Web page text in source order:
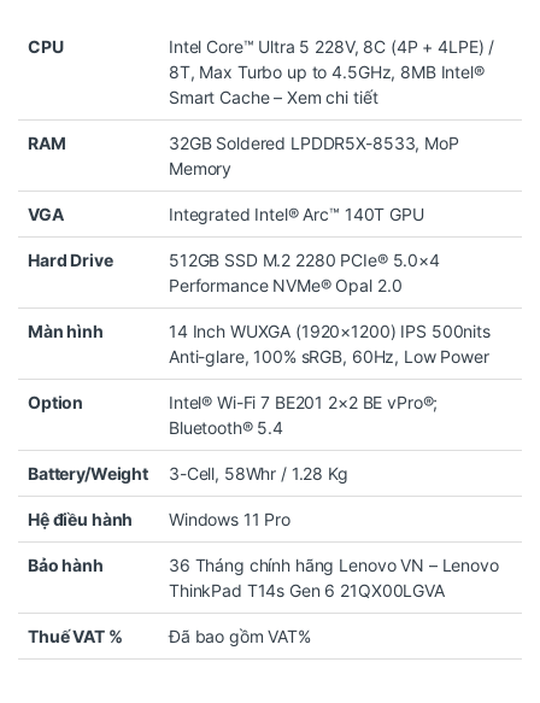
CPU
Intel Core™ Ultra 5 228V, 8C (4P + 4LPE) /
8T, Max Turbo up to 4.5GHz, 8MB Intel®
Smart Cache –Xem chi tiết
RAM
32GB Soldered LPDDR5X-8533, MoP
Memory
VGA Integrated Intel® Arc™ 140T GPU
Hard Drive
512GB SSD M.2 2280 PCIe® 5.0×4
Performance NVMe® Opal 2.0
Màn hình
14 Inch WUXGA (1920×1200) IPS 500nits
Anti-glare, 100% sRGB, 60Hz, Low Power
Option
Intel® Wi-Fi 7 BE201 2×2 BE vPro®;
Bluetooth® 5.4
Battery/Weight 3-Cell, 58Whr / 1.28 Kg
Hệ điều hành Windows 11 Pro
Bảo hành 36 Tháng chính hãng Lenovo VN – Lenovo
ThinkPad T14s Gen 6 21QX00LGVA
Thuế VAT % Đã bao gồm VAT%